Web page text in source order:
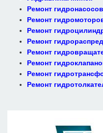
Ремонт
Ремонт
Ремонт
Ремонт
Ремонт
Ремонт
Ремонт
Ремонт